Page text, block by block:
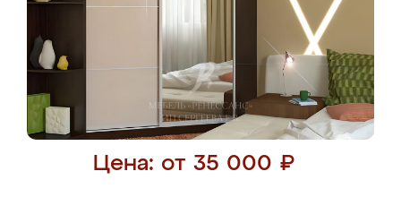
Цена: от 35 000 ₽